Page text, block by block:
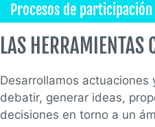
Procesos de participación
LAS HERRAMIENTAS
Desarrollamos actuaciones
debatir, generar ideas,
decisiones en torno a un